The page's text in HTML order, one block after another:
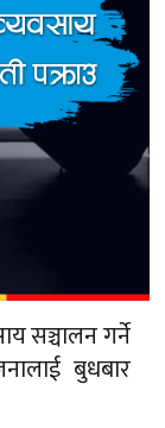
सञ्चालन गर्ने
बुधबार